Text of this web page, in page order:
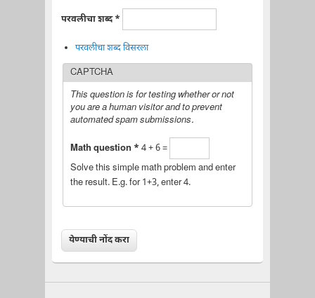
परवलीचा शब्द*
परवलीचा शब्द विसरला
CAPTCHA
This question is for testing whether or not
you are a human visitor and to prevent
automated spam submissions.
Math question * 4 + 6 =
Solve this simple math problem and enter
the result. E.g. for 1+3, enter 4.